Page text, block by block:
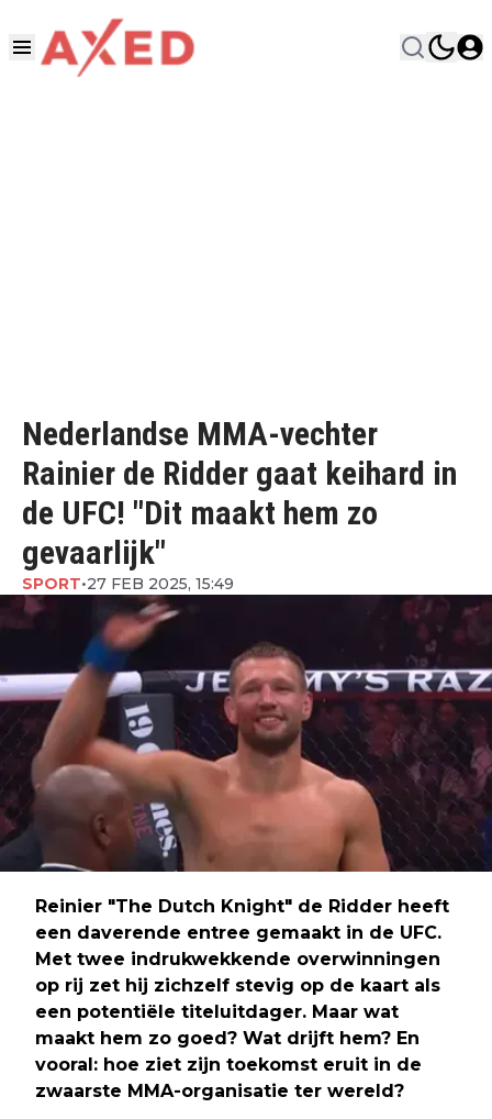
Nederlandse MMA-vechter
Rainier de Ridder gaat keihard in
de UFC! "Dit maakt hem zo
gevaarlijk"
SPORT•27 FEB 2025, 15:49
Reinier "The Dutch Knight" de Ridder heeft
een daverende entree gemaakt in de UFC.
Met twee indrukwekkende overwinningen
op rij zet hij zichzelf stevig op de kaart als
een potentiële titeluitdager. Maar wat
maakt hem zo goed? Wat drijft hem? En
vooral: hoe ziet zijn toekomst eruit in de
zwaarste MMA-organisatie ter wereld?